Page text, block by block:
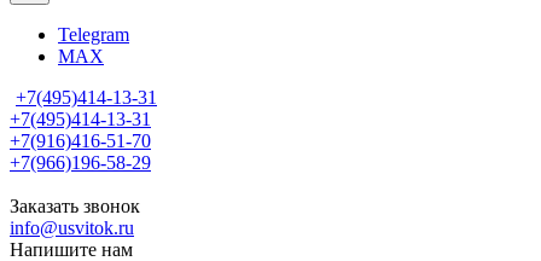
Telegram
MAX
+7(495)414-13-31
+7(495)414-13-31
+7(916)416-51-70
+7(966)196-58-29
Заказать звонок
info@usvitok.ru
Напишите нам